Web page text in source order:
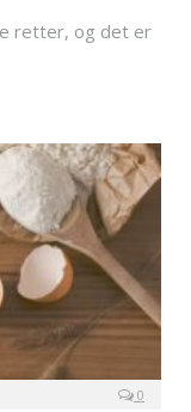
retter, og det er
0